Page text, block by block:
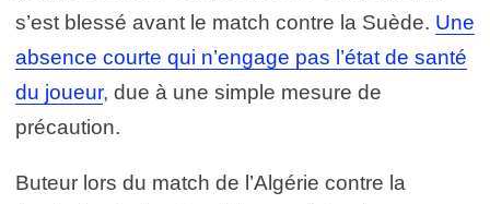
s’est blessé avant le match contre la Suède. Une
absence courte qui n’engage pas l’état de santé
du joueur, due à une simple mesure de
précaution.
Buteur lors du match de l’Algérie contre la